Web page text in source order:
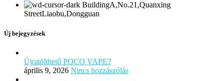
BuildingA,No.21,Quanxing
StreetLiaobu,Dongguan
Új bejegyzések
Újratölthető POCO VAPE?
április 9, 2026 Nincs hozzászólás